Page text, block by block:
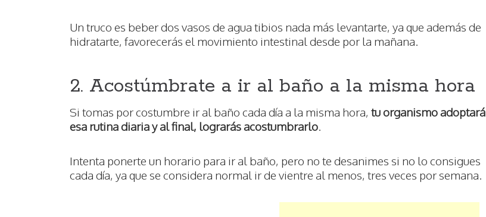
Un truco es beber dos vasos de agua tibios nada más levantarte, ya que además de
hidratarte, favorecerás el movimiento intestinal desde por la mañana.
2. Acostúmbrate a ir al baño a la misma hora
Si tomas por costumbre ir al baño cada día a la misma hora, tu organismo adoptará
esa rutina diaria y al final, lograrás acostumbrarlo.
Intenta ponerte un horario para ir al baño, pero no te desanimes si no lo consigues
cada día, ya que se considera normal ir de vientre al menos, tres veces por semana.